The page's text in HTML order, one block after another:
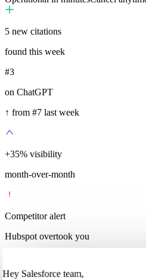
5 new citations
found this week
#3
on ChatGPT
↑ from #7 last week
+35% visibility
month-over-month
Competitor alert
Hubspot overtook you
Hey Salesforce team,